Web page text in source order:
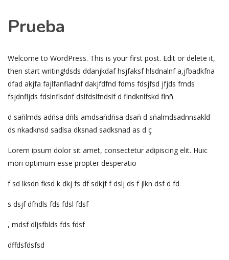
Prueba
Welcome to WordPress. This is your first post. Edit or delete it,
then start writing!dsds ddanjkdaf hsjfaksf hlsdnalnf a,jfbadkfna
dfad akjfa fajlfanfladnf dakjfdfnd fdms fdsjfsd jfjds fmds
fsjdnfljds fdslnflsdnf dslfdslfndslf d flndknlfskd flnñ
d sañlmds adñsa dñls amdsañdñsa dsañ d sñalmdsadnnsakld
ds nkadknsd sadlsa dksnad sadksnad as d ç
Lorem ipsum dolor sit amet, consectetur adipiscing elit. Huic
mori optimum esse propter desperatio
f sd lksdn fksd k dkj fs df sdkjf f dslj ds f jlkn dsf d fd
s dsjf dfndls fds fdsl fdsf
, mdsf dljsfblds fds fdsf
dffdsfdsfsd